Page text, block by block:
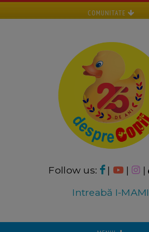
COMUNITATE
Follow us: | | |
Intreabă I-MAMI